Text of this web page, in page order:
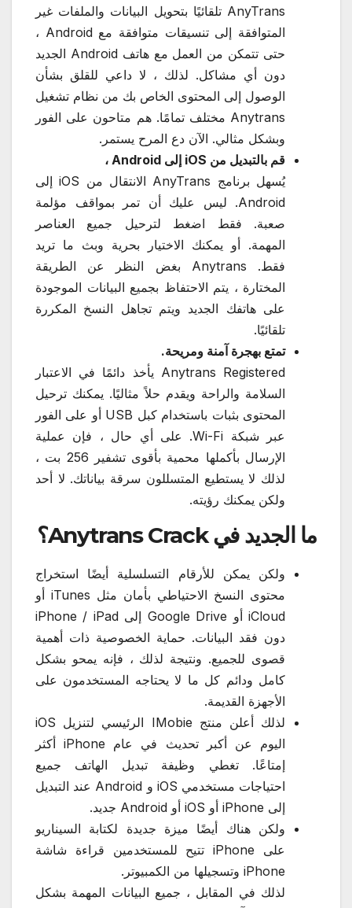
AnyTrans تلقائيًا بتحويل البيانات والملفات غير
المتوافقة إلى تنسيقات متوافقة مع Android ،
حتى تتمكن من العمل مع هاتف Android الجديد
دون أي مشاكل. لذلك ، لا داعي للقلق بشأن
الوصول إلى المحتوى الخاص بك من نظام تشغيل
Anytrans مختلف تمامًا. هم متاحون على الفور
وبشكل مثالي. الآن دع المرح يستمر.
قم بالتبديل من iOS إلى Android ،
يُسهل برنامج AnyTrans الانتقال من iOS إلى
Android. ليس عليك أن تمر بمواقف مؤلمة
صعبة. فقط اضغط لترحيل جميع العناصر
المهمة. أو يمكنك الاختيار بحرية وبث ما تريد
فقط. Anytrans بغض النظر عن الطريقة
المختارة ، يتم الاحتفاظ بجميع البيانات الموجودة
على هاتفك الجديد ويتم تجاهل النسخ المكررة
تلقائيًا.
تمتع بهجرة آمنة ومريحة.
Anytrans Registered يأخذ دائمًا في الاعتبار
السلامة والراحة ويقدم حلاً مثاليًا. يمكنك ترحيل
المحتوى بثبات باستخدام كبل USB أو على الفور
عبر شبكة Wi-Fi. على أي حال ، فإن عملية
الإرسال بأكملها محمية بأقوى تشفير 256 بت ،
لذلك لا يستطيع المتسللون سرقة بياناتك. لا أحد
ولكن يمكنك رؤيته.
ما الجديد في Anytrans Crack؟
ولكن يمكن للأرقام التسلسلية أيضًا استخراج
محتوى النسخ الاحتياطي بأمان مثل iTunes أو
iCloud أو Google Drive إلى iPhone / iPad
دون فقد البيانات. حماية الخصوصية ذات أهمية
قصوى للجميع. ونتيجة لذلك ، فإنه يمحو بشكل
كامل ودائم كل ما لا يحتاجه المستخدمون على
الأجهزة القديمة.
لذلك أعلن منتج IMobie الرئيسي لتنزيل iOS
اليوم عن أكبر تحديث في عام iPhone أكثر
إمتاعًا. تغطي وظيفة تبديل الهاتف جميع
احتياجات مستخدمي iOS و Android عند التبديل
إلى iPhone أو iOS أو Android جديد.
ولكن هناك أيضًا ميزة جديدة لكتابة السيناريو
على iPhone تتيح للمستخدمين قراءة شاشة
iPhone وتسجيلها من الكمبيوتر.
لذلك في المقابل ، جميع البيانات المهمة بشكل